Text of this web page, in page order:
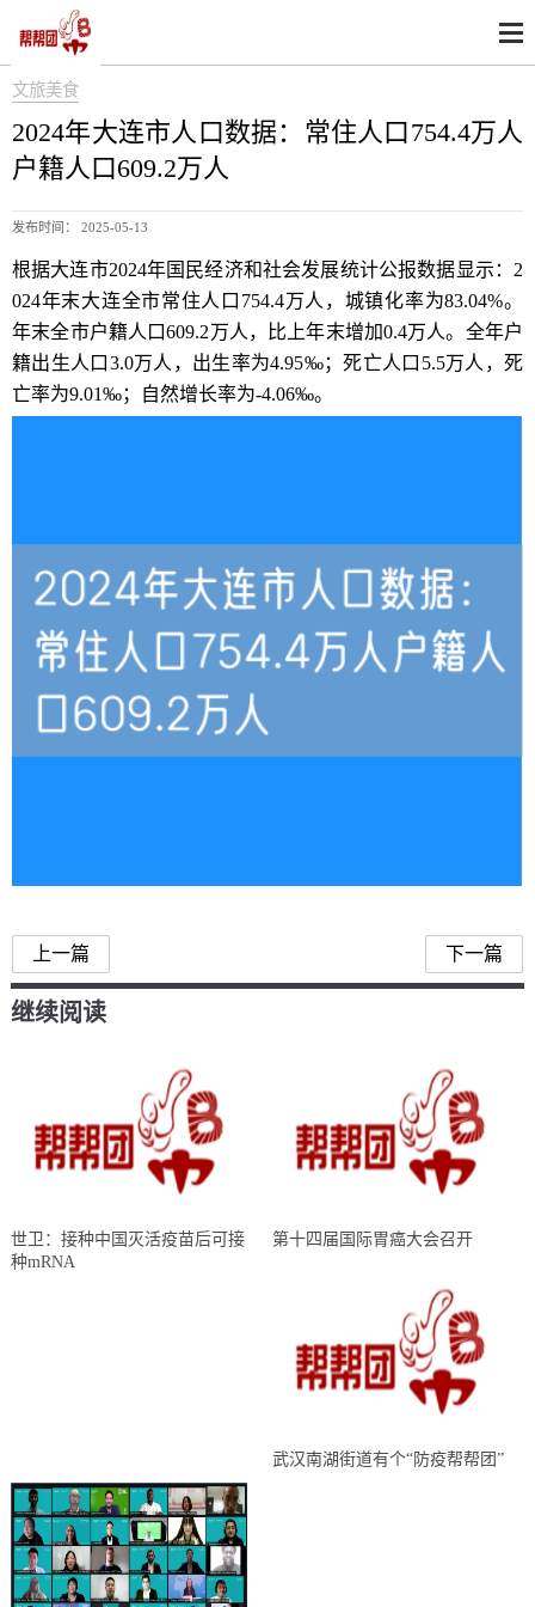
文旅美食
2024年大连市人口数据：常住人口754.4万人
户籍人口609.2万人
发布时间： 2025-05-13
根据大连市2024年国民经济和社会发展统计公报数据显示：2
024年末大连全市常住人口754.4万人，城镇化率为83.04%。
年末全市户籍人口609.2万人，比上年末增加0.4万人。全年户
籍出生人口3.0万人，出生率为4.95‰；死亡人口5.5万人，死
亡率为9.01‰；自然增长率为-4.06‰。
上一篇 下一篇
继续阅读
世卫：接种中国灭活疫苗后可接
种mRNA
第十四届国际胃癌大会召开
武汉南湖街道有个“防疫帮帮团”